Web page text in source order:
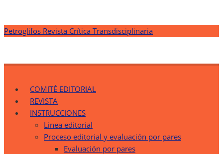
Saltar
Petroglifos Revista Crítica Transdisciplinaria
COMITÉ EDITORIAL
REVISTA
INSTRUCCIONES
Linea editorial
Proceso editorial y evaluación por pares
Evaluación por pares